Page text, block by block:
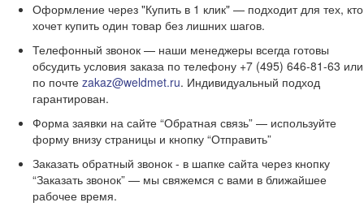
Оформление через "Купить в 1 клик" — подходит для тех, кто
хочет купить один товар без лишних шагов.
Телефонный звонок — наши менеджеры всегда готовы
обсудить условия заказа по телефону +7 (495) 646-81-63 или
по почте zakaz@weldmet.ru. Индивидуальный подход
гарантирован.
Форма заявки на сайте “Обратная связь” — используйте
форму внизу страницы и кнопку “Отправить”
Заказать обратный звонок - в шапке сайта через кнопку
“Заказать звонок” — мы свяжемся с вами в ближайшее
рабочее время.